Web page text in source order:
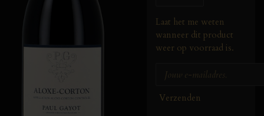
Laat het me weten
wanneer dit product
weer op voorraad is.
Verzenden